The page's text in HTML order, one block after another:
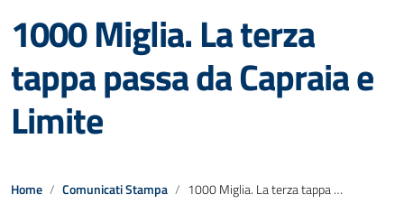
1000 Miglia. La terza
tappa passa da Capraia e
Limite
Home Comunicati Stampa 1000 Miglia. La terza tappa passa da Capraia e Limite